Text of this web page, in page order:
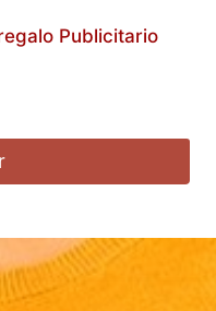
Publicitario